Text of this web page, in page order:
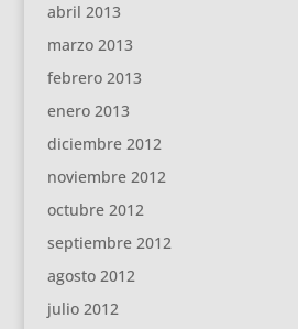
abril 2013
marzo 2013
febrero 2013
enero 2013
diciembre 2012
noviembre 2012
octubre 2012
septiembre 2012
agosto 2012
julio 2012